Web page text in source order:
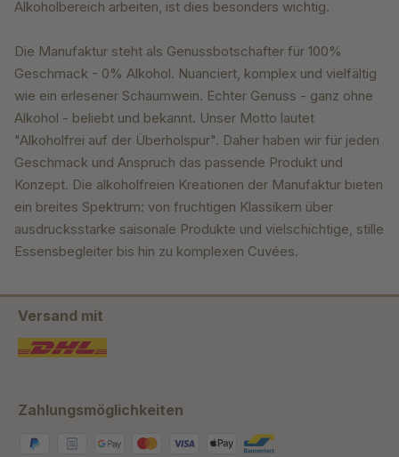
Alkoholbereich arbeiten, ist dies besonders wichtig.
Die Manufaktur steht als Genussbotschafter für 100%
Geschmack - 0% Alkohol. Nuanciert, komplex und vielfältig
wie ein erlesener Schaumwein. Echter Genuss - ganz ohne
Alkohol - beliebt und bekannt. Unser Motto lautet
"Alkoholfrei auf der Überholspur". Daher haben wir für jeden
Geschmack und Anspruch das passende Produkt und
Konzept. Die alkoholfreien Kreationen der Manufaktur bieten
ein breites Spektrum: von fruchtigen Klassikern über
ausdrucksstarke saisonale Produkte und vielschichtige, stille
Essensbegleiter bis hin zu komplexen Cuvées.
Versand mit
Zahlungsmöglichkeiten